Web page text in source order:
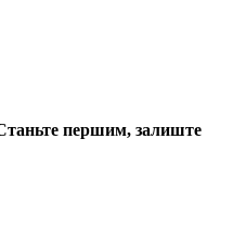
першим, залиште